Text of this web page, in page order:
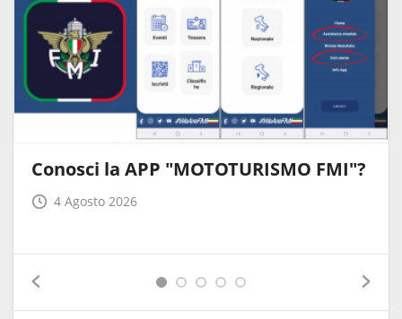
Conosci la APP "MOTOTURISMO FMI"?
4 Agosto 2026